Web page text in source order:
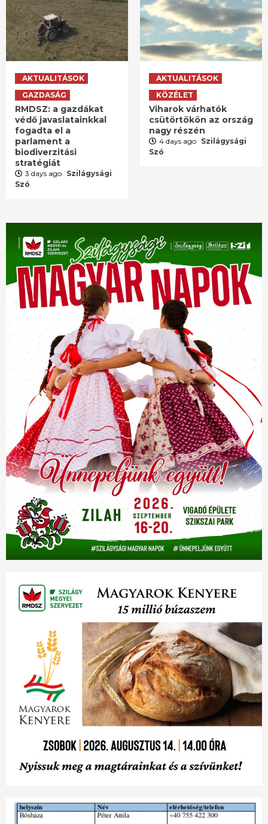
AKTUALITÁSOK
GAZDASÁG
RMDSZ: a gazdákat
védő javaslatainkkal
fogadta el a
parlament a
biodiverzitási
stratégiát
3 days ago Szilágysági
Szó
AKTUALITÁSOK
KÖZÉLET
Viharok várhatók
csütörtökön az ország
nagy részén
4 days ago Szilágysági
Szó